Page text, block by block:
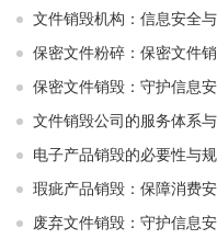
文件销毁机构：信息安全
保密文件粉碎：保密文件
保密文件销毁：守护信息
文件销毁公司的服务体系
电子产品销毁的必要性与
瑕疵产品销毁：保障消费
废弃文件销毁：守护信息